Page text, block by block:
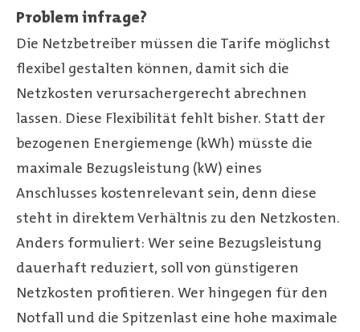
Problem infrage?
Die Netzbetreiber müssen die Tarife möglichst
flexibel gestalten können, damit sich die
Netzkosten verursachergerecht abrechnen
lassen. Diese Flexibilität fehlt bisher. Statt der
bezogenen Energiemenge (kWh) müsste die
maximale Bezugsleistung (kW) eines
Anschlusses kostenrelevant sein, denn diese
steht in direktem Verhältnis zu den Netzkosten.
Anders formuliert: Wer seine Bezugsleistung
dauerhaft reduziert, soll von günstigeren
Netzkosten profitieren. Wer hingegen für den
Notfall und die Spitzenlast eine hohe maximale